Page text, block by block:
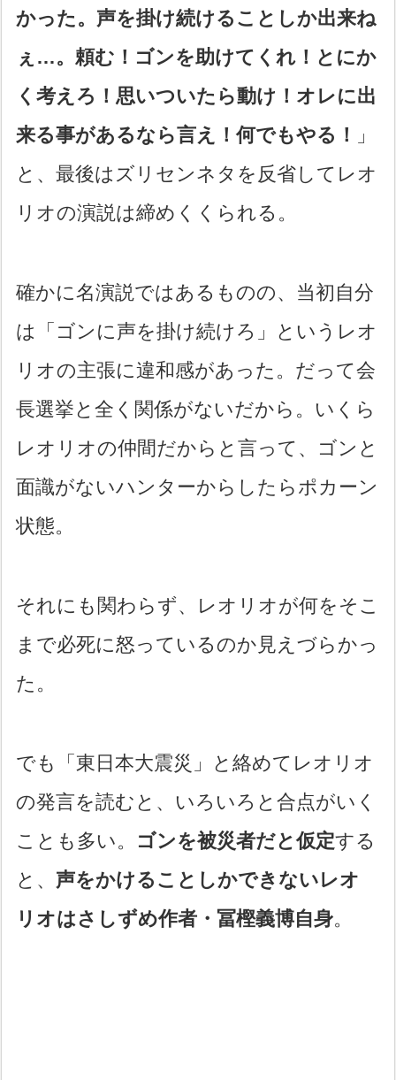
かった。声を掛け続けることしか出来ね
ぇ…。頼む！ゴンを助けてくれ！とにか
く考えろ！思いついたら動け！オレに出
来る事があるなら言え！何でもやる！
」
と、最後はズリセンネタを反省してレオ
リオの演説は締めくくられる。
確かに名演説ではあるものの、当初自分
は「ゴンに声を掛け続けろ」というレオ
リオの主張に違和感があった。だって会
長選挙と全く関係がないだから。いくら
レオリオの仲間だからと言って、ゴンと
面識がないハンターからしたらポカーン
状態。
それにも関わらず、レオリオが何をそこ
まで必死に怒っているのか見えづらかっ
た。
でも「東日本大震災」と絡めてレオリオ
の発言を読むと、いろいろと合点がいく
ことも多い。
ゴンを被災者だと仮定する
と、 声をかけることしかできないレオ
リオはさしずめ作者・冨樫義博自身。